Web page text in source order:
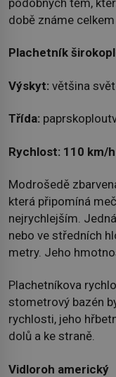
době známe
Plachetník
Výskyt: většina
Třída:
Rychlost: 110 km/h
Modrošedě
která připomíná
nejrychlejším.
nebo ve středních
metry. Jeho
Plachetníkova
stometrový bazén
rychlosti, jeho
dolů a ke straně.
Vidloroh americký